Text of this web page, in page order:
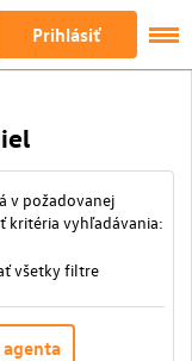
Prihlásiť
v požadovanej
kritéria vyhľadávania:
všetky filtre